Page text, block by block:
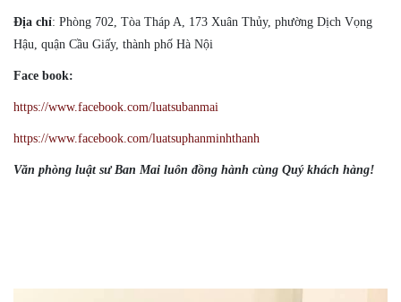
Địa chỉ: Phòng 702, Tòa Tháp A, 173 Xuân Thủy, phường Dịch Vọng
Hậu, quận Cầu Giấy, thành phố Hà Nội
Face book:
https://www.facebook.com/luatsubanmai
https://www.facebook.com/luatsuphanminhthanh
Văn phòng luật sư Ban Mai luôn đồng hành cùng Quý khách hàng!